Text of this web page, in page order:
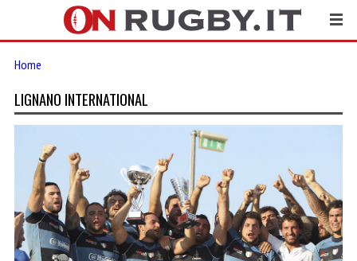
Home
LIGNANO INTERNATIONAL